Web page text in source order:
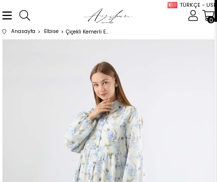
TÜRKÇE - USD
0
Anasayfa Elbise Çiçekli Kemerli Elbise Mavi